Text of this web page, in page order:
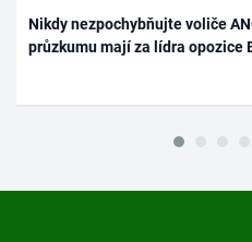
Nikdy nezpochybňujte voliče
průzkumu mají za lídra opozice